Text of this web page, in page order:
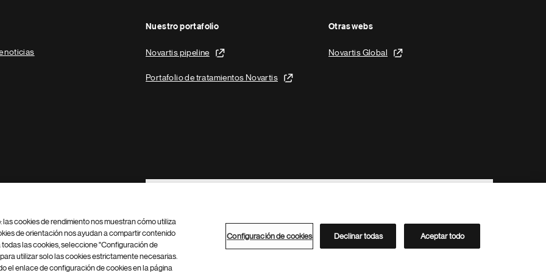
noticias
Nuestro portafolio
Novartis pipeline
Portafolio de tratamientos Novartis
Otras webs
Novartis Global
Footer Site Search
Configuración de cookies Mapa del sitio
Directorio de Novartis
cookies de rendimiento nos muestran cómo utiliza
de orientación nos ayudan a compartir contenido
las cookies, seleccione "Configuración de
utilizar solo las cookies estrictamente necesarias.
el enlace de configuración de cookies en la página
Configuración de cookies Declinar todas Aceptar todo